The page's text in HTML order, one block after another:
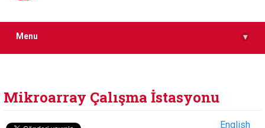
Menu ▾
Mikroarray Çalışma İstasyonu
English